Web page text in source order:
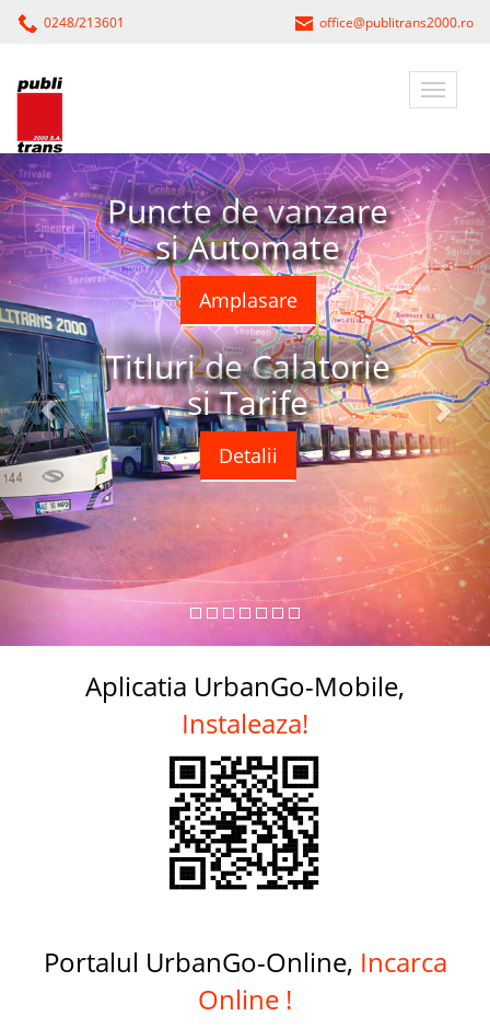
0248/213601 office@publitrans2000.ro
Puncte de vanzare
si Automate
Amplasare
Titluri de Calatorie
si Tarife
Detalii
Aplicatia UrbanGo-Mobile,
Instaleaza!
Portalul UrbanGo-Online, Incarca
Online !